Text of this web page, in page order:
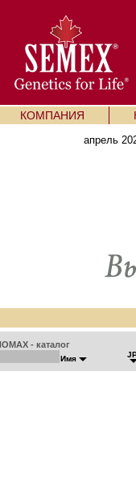
КОМПАНИЯ
апрель
- каталог
Имя